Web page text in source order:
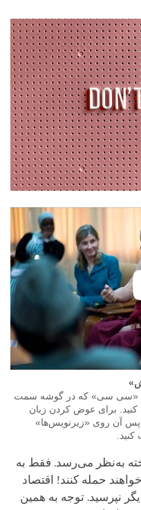
«سی سی» که در گوشه سمت
برای عوض کردن زبان
پس آن روی «زیرنویس‌ها»
به‌نظر می‌رسد. فقط به
حمله کنند! اقتصاد
نپرسید. توجه به همین‌